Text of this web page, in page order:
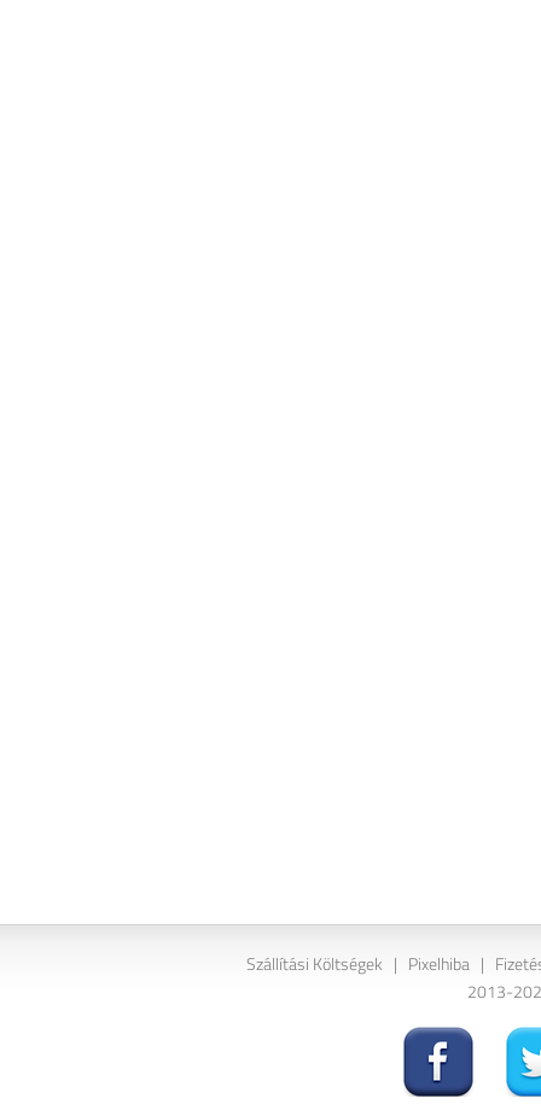
Szállítási Költségek | Pixelhiba |
2013-